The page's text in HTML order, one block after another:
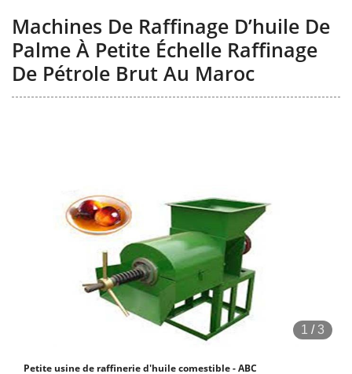
Machines De Raffinage D’huile De
Palme À Petite Échelle Raffinage
De Pétrole Brut Au Maroc
1 /3
Petite usine de raffinerie d'huile comestible - ABC